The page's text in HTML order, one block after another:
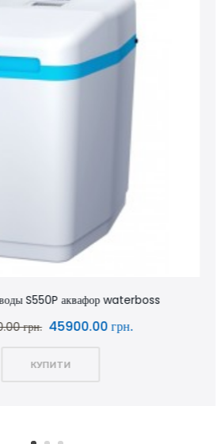
S550P аквафор waterboss
грн.
45900.00 грн.
КУПИТИ